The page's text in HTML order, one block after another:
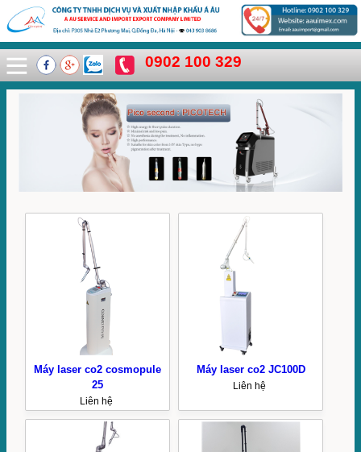
0902 100 329
Máy laser co2 cosmopule
25
Liên hệ
Máy laser co2 JC100D
Liên hệ